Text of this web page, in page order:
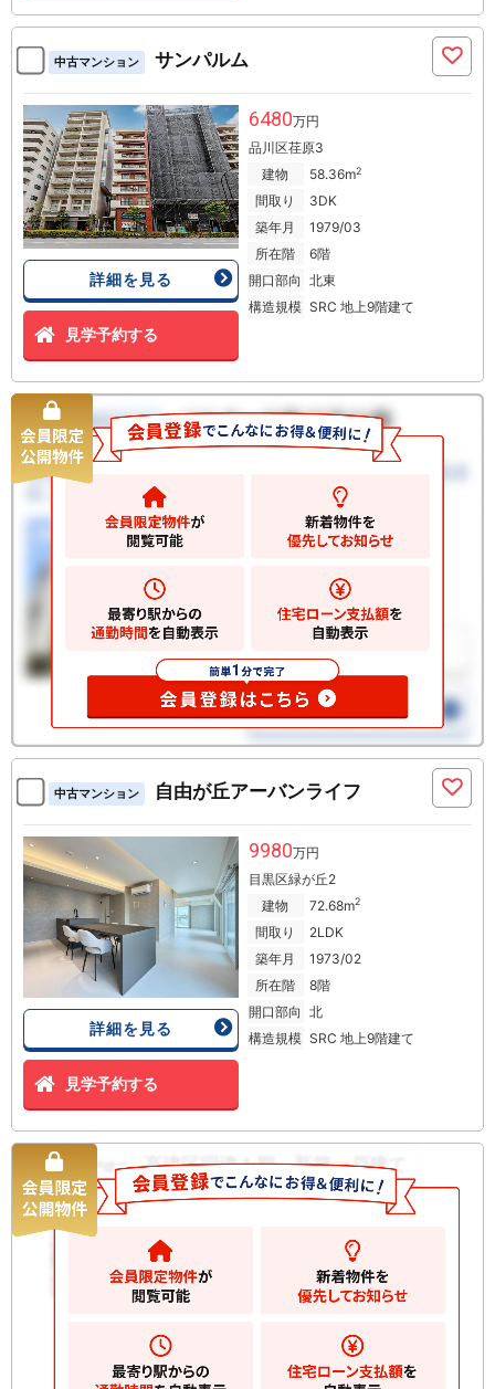
中古マンション サンパルム
詳細を見る
見学予約する
6480万円
品川区荏原3
建物
58.36m2
間取り
3DK
築年月
1979/03
所在階
6階
開口部向 北東
構造規模 SRC 地上9階建て
中古マンション 自由が丘アーバンライフ
詳細を見る
見学予約する
9980万円
目黒区緑が丘2
建物
72.68m2
間取り
2LDK
築年月
1973/02
所在階
8階
開口部向 北
構造規模 SRC 地上9階建て
新築一戸建て 高津区明津１期 新築一戸建て
60.43m
94.80m2
木造 地上3階建て